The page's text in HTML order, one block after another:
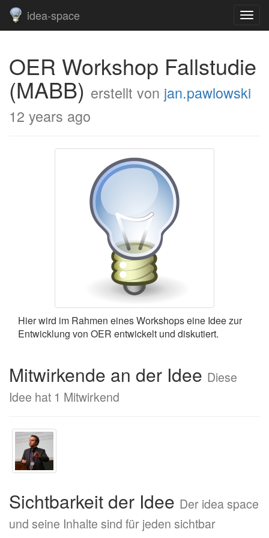
idea-space
OER Workshop Fallstudie
(MABB) erstellt von jan.pawlowski
12 years ago
Hier wird im Rahmen eines Workshops eine Idee zur
Entwicklung von OER entwickelt und diskutiert.
Mitwirkende an der Idee Diese
Idee hat 1 Mitwirkend
Sichtbarkeit der Idee Der idea space
und seine Inhalte sind für jeden sichtbar